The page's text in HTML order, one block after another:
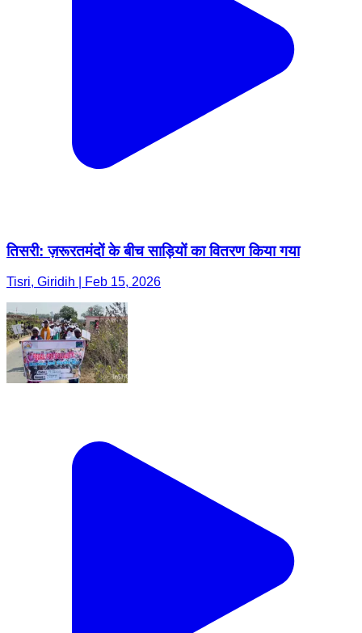
तिसरी: ज़रूरतमंदों के बीच साड़ियों का वितरण किया गया
Tisri, Giridih | Feb 15, 2026